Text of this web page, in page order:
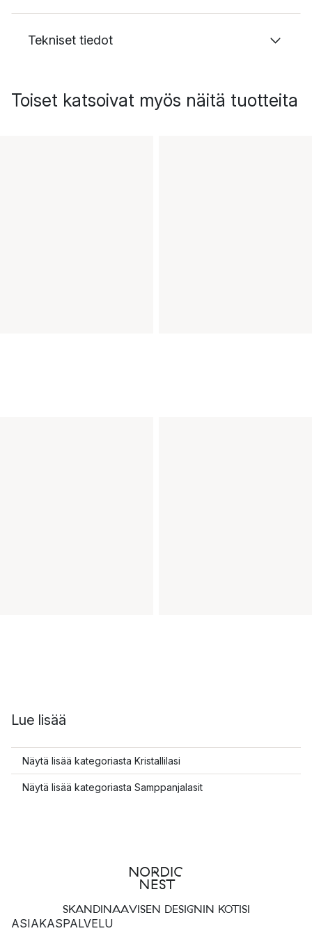
Tekniset tiedot
Toiset katsoivat myös näitä tuotteita
Lue lisää
Näytä lisää kategoriasta Kristallilasi
Näytä lisää kategoriasta Samppanjalasit
SKANDINAAVISEN DESIGNIN KOTISI
ASIAKASPALVELU